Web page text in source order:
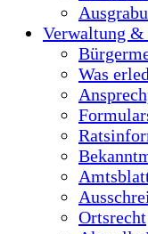
Verwaltung
Was
Ortsrecht